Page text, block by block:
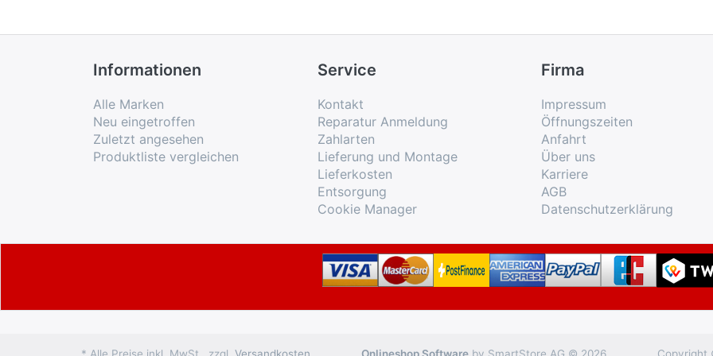
Informationen
Alle Marken
Neu eingetroffen
Zuletzt angesehen
Produktliste vergleichen
Service
Kontakt
Reparatur Anmeldung
Zahlarten
Lieferung und Montage
Lieferkosten
Entsorgung
Cookie Manager
Firma
Impressum
Öffnungszeiten
Anfahrt
Über uns
Karriere
AGB
Datenschutzerklärung
* Alle Preise inkl. MwSt., zzgl. Versandkosten Onlineshop Software by SmartStore AG © 2026 Copyright